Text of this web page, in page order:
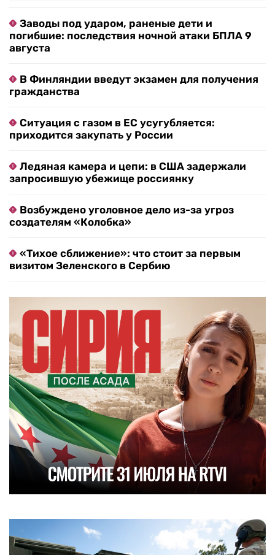
Заводы под ударом, раненые дети и
погибшие: последствия ночной атаки БПЛА 9
августа
В Финляндии введут экзамен для получения
гражданства
Ситуация с газом в ЕС усугубляется:
приходится закупать у России
Ледяная камера и цепи: в США задержали
запросившую убежище россиянку
Возбуждено уголовное дело из-за угроз
создателям «Колобка»
«Тихое сближение»: что стоит за первым
визитом Зеленского в Сербию